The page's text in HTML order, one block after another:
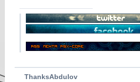
ThanksAbdulov